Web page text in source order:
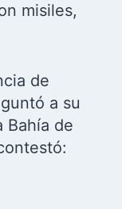
misiles,
de
a su
Bahía de